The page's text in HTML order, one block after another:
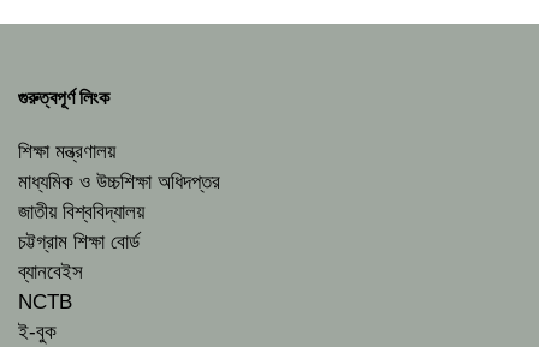
গুরুত্বপূর্ণ লিংক
শিক্ষা মন্ত্রণালয়
মাধ্যমিক ও উচ্চশিক্ষা অধিদপ্তর
জাতীয় বিশ্ববিদ্যালয়
চট্টগ্রাম শিক্ষা বোর্ড
ব্যানবেইস
NCTB
ই-বুক